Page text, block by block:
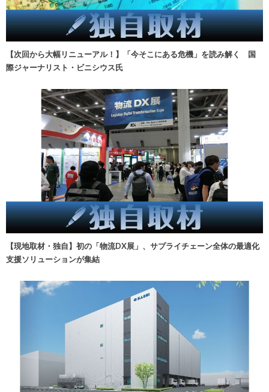
【次回から大幅リニューアル！】「今そこにある危機」を読み解く 国
際ジャーナリスト・ビニシウス氏
【現地取材・独自】初の「物流DX展」、サプライチェーン全体の最適化
支援ソリューションが集結